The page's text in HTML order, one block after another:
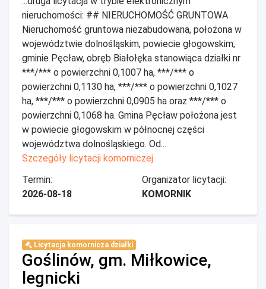
nieruchomości: ## NIERUCHOMOŚĆ GRUNTOWA
Nieruchomość gruntowa niezabudowana, położona w
województwie dolnośląskim, powiecie głogowskim,
gminie Pęcław, obręb Białołęka stanowiąca działki nr
***/*** o powierzchni 0,1007 ha, ***/*** o
powierzchni 0,1130 ha, ***/*** o powierzchni 0,1027
ha, ***/*** o powierzchni 0,0905 ha oraz ***/*** o
powierzchni 0,1068 ha. Gmina Pęcław położona jest
w powiecie głogowskim w północnej części
województwa dolnośląskiego. Od...
Szczegóły licytacji komorniczej
Termin:
2026-08-18
Organizator licytacji:
KOMORNIK
Licytacja komornicza działki
Goślinów, gm. Miłkowice,
legnicki